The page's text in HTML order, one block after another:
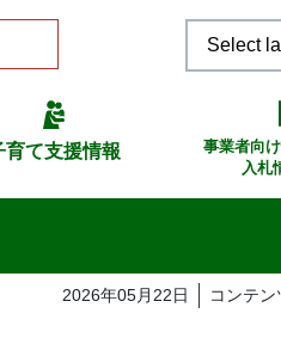
Select
育て支援情報
事業者向け
入札
2026年05月22日 コンテ